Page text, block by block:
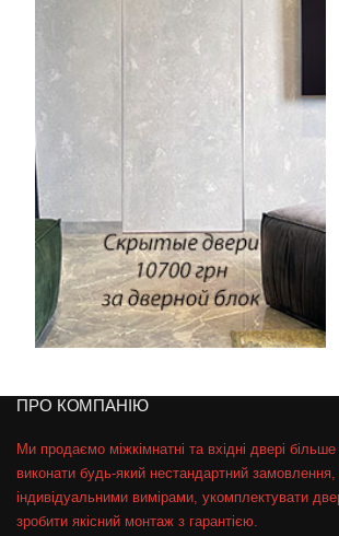
ПРО КОМПАНІЮ
Ми продаємо міжкімнатні та вхідні двері більше
виконати будь-який нестандартний замовлення,
індивідуальними вимірами, укомплектувати
зробити якісний монтаж з гарантією.